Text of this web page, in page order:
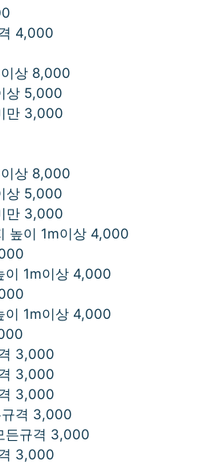
4,000
상 8,000
상 5,000
만 3,000
상 8,000
상 5,000
만 3,000
높이 1m이상 4,000
이 1m이상 4,000
이 1m이상 4,000
3,000
3,000
3,000
규격 3,000
든규격 3,000
3,000